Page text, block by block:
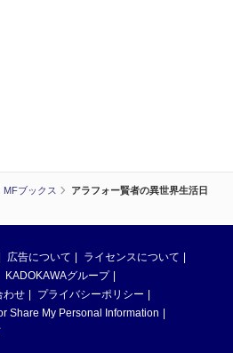
MFブックス
アラフォー賢者の異世界生活日
広告について
ライセンスについて
KADOKAWAグループ
わせ
プライバシーポリシー
Share My Personal Information